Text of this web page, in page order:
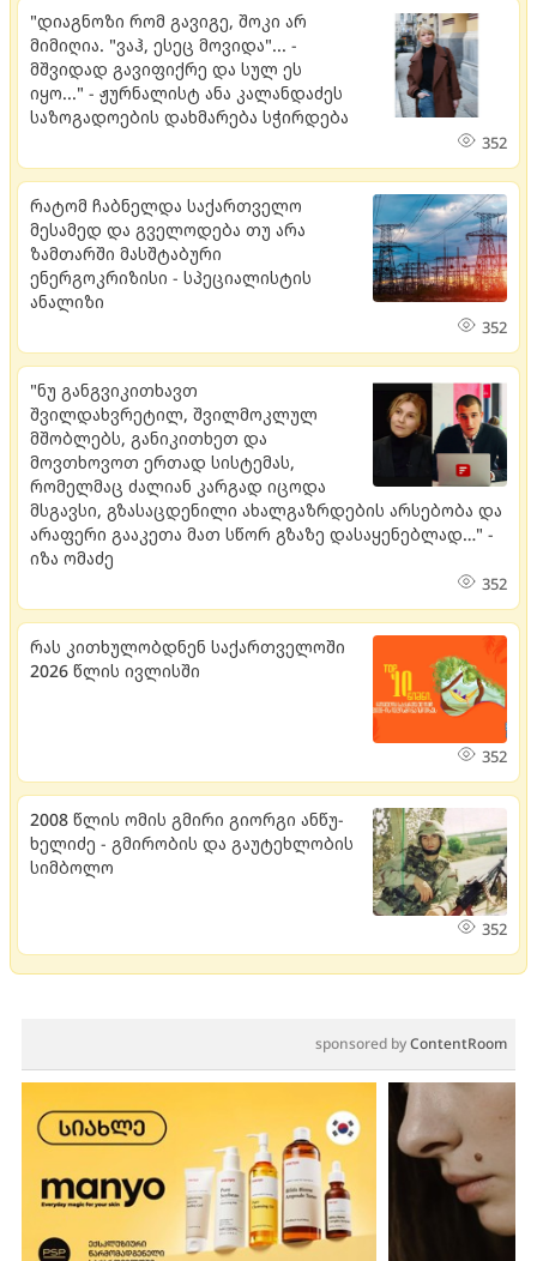
"დიაგნოზი რომ გავიგე, შოკი არ
მიმიღია. "ვაჰ, ესეც მოვიდა"... -
მშვიდად გავიფიქრე და სულ ეს
იყო..." - ჟურნალისტ ანა კალანდაძეს
საზოგადოების დახმარება სჭირდება
352
რატომ ჩაბნელდა საქართველო
მესამედ და გველოდება თუ არა
ზამთარში მასშტაბური
ენერგოკრიზისი - სპეციალისტის
ანალიზი
352
"ნუ განგვიკითხავთ
შვილდახვრეტილ, შვილმოკლულ
მშობლებს, განიკითხეთ და
მოვთხოვოთ ერთად სისტემას,
რომელმაც ძალიან კარგად იცოდა
მსგავსი, გზასაცდენილი ახალგაზრდების არსებობა და
არაფერი გააკეთა მათ სწორ გზაზე დასაყენებლად…" -
იზა ომაძე
352
რას კითხულობდნენ საქართველოში
2026 წლის ივლისში
352
2008 წლის ომის გმირი გი­ორ­გი ან­წუ­
ხე­ლი­ძე - გმი­რო­ბის და გა­უ­ტეხ­ლო­ბის
სიმ­ბო­ლო
352
sponsored byContentRoom